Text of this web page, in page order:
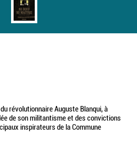
révolutionnaire Auguste Blanqui, à
de son militantisme et des convictions
inspirateurs de la Commune